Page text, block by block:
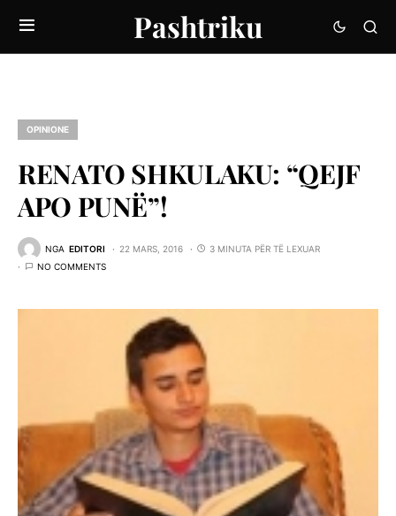
Pashtriku
OPINIONE
RENATO SHKULAKU: “QEJF
APO PUNË”!
NGA EDITORI 22 MARS, 2016
3 MINUTA PËR TË LEXUAR
NO COMMENTS